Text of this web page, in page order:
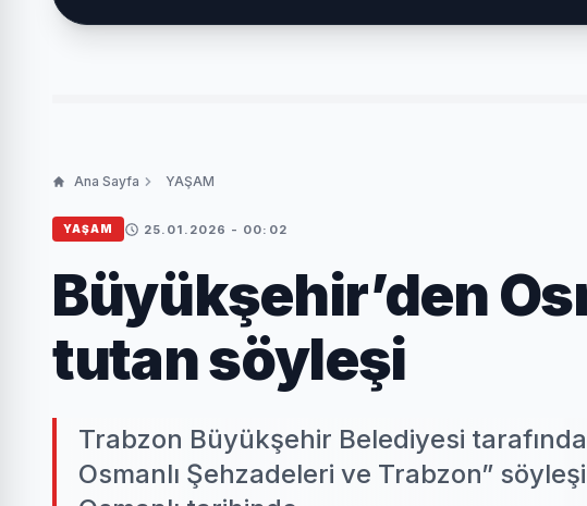
Ana Sayfa YAŞAM
YAŞAM 25.01.2026 - 00:02
Büyükşehir’den
tutan söyleşi
Trabzon Büyükşehir Belediyesi
Osmanlı Şehzadeleri ve Trabzon”